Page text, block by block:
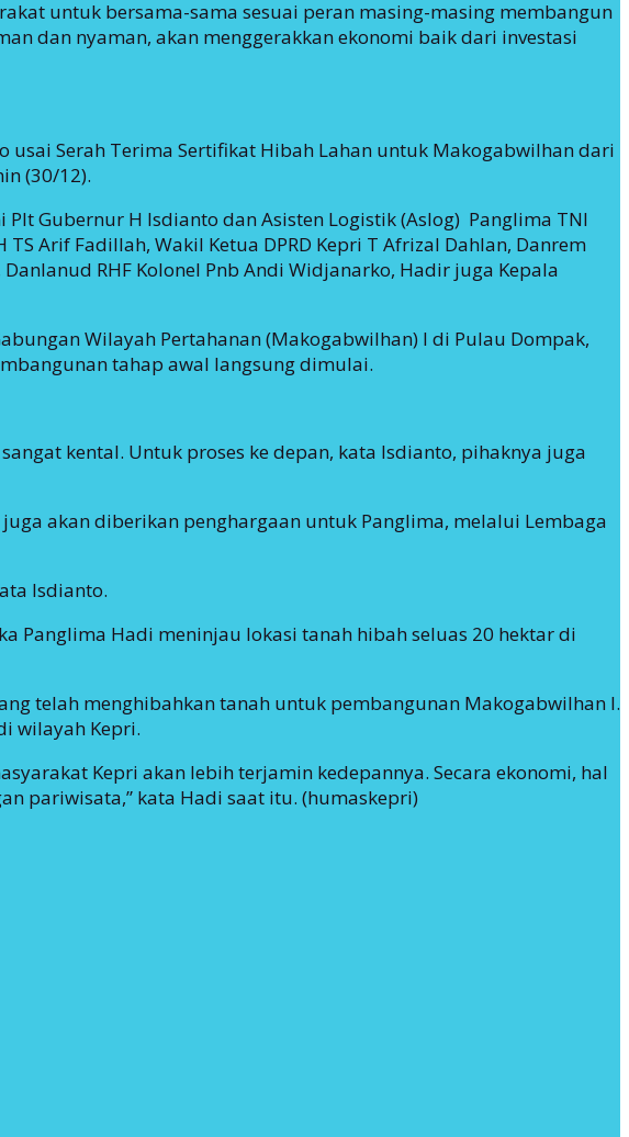
untuk bersama-sama sesuai peran masing-masing membangun
dan nyaman, akan menggerakkan ekonomi baik dari investasi
usai Serah Terima Sertifikat Hibah Lahan untuk Makogabwilhan dari
(30/12).
Gubernur H Isdianto dan Asisten Logistik (Aslog) Panglima TNI
Arif Fadillah, Wakil Ketua DPRD Kepri T Afrizal Dahlan, Danrem
RHF Kolonel Pnb Andi Widjanarko, Hadir juga Kepala
Wilayah Pertahanan (Makogabwilhan) I di Pulau Dompak,
tahap awal langsung dimulai.
kental. Untuk proses ke depan, kata Isdianto, pihaknya juga
akan diberikan penghargaan untuk Panglima, melalui Lembaga
Isdianto.
Panglima Hadi meninjau lokasi tanah hibah seluas 20 hektar di
telah menghibahkan tanah untuk pembangunan Makogabwilhan I.
wilayah Kepri.
Kepri akan lebih terjamin kedepannya. Secara ekonomi, hal
pariwisata,” kata Hadi saat itu. (humaskepri)